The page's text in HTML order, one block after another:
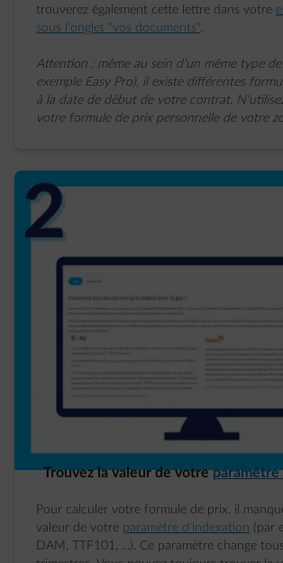
trouverez également cette lettre dans votre
sous l’onglet "vos documents".
Attention : même au sein d'un même type
exemple Easy Pro), il existe différentes
à la date de début de votre contrat.
votre formule de prix personnelle de votre
Trouvez la valeur de votreparamètre
Pour calculer votre formule de prix, il
valeur de votre paramètre d'indexation (par
DAM, TTF101, ...). Ce paramètre change